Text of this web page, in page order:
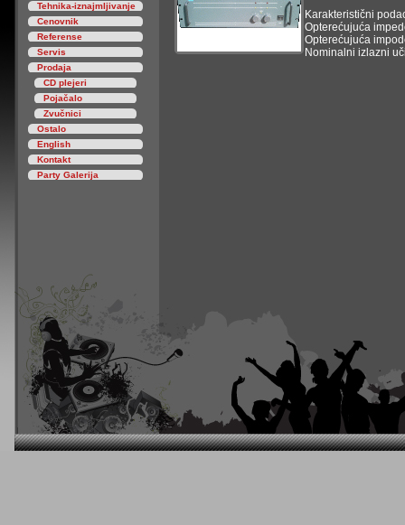
Tehnika-iznajmljivanje
Cenovnik
Referense
Servis
Prodaja
CD plejeri
Pojačalo
Zvučnici
Ostalo
English
Kontakt
Party Galerija
Karakteristični
Opterećujuća
Opterećujuća
Nominalni izlazni